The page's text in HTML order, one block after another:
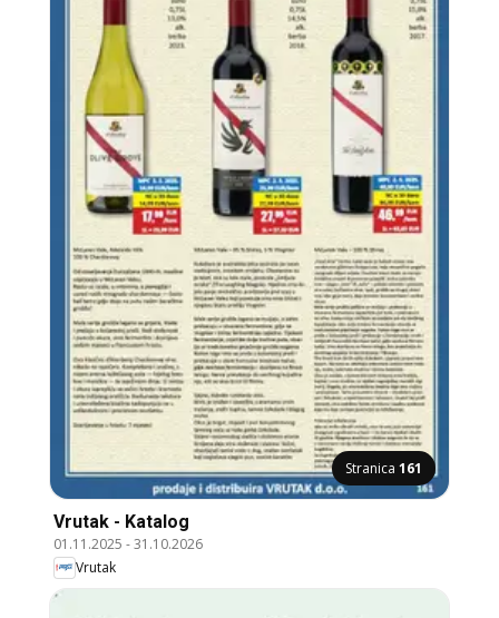
Stranica 161
Vrutak - Katalog
01.11.2025 -31.10.2026
Vrutak